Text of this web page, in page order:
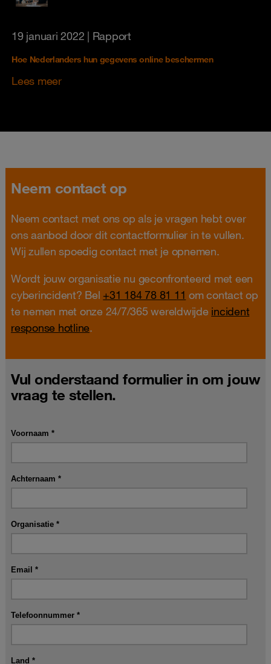
19 januari 2022 | Rapport
Hoe Nederlanders hun gegevens online beschermen
Lees meer
Neem contact op
Neem contact met ons op als je vragen hebt over
ons aanbod door dit contactformulier in te vullen.
Wij zullen spoedig contact met je opnemen.
Wordt jouw organisatie nu geconfronteerd met een
cyberincident? Bel +31 184 78 81 11 om contact op
te nemen met onze 24/7/365 wereldwijde incident
response hotline.
Vul onderstaand formulier in om jouw
vraag te stellen.